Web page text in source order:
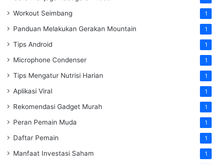
Workout Seimbang 1
Panduan Melakukan Gerakan Mountain 1
Tips Android 1
Microphone Condenser 1
Tips Mengatur Nutrisi Harian 1
Aplikasi Viral 1
Rekomendasi Gadget Murah 1
Peran Pemain Muda 1
Daftar Pemain 1
Manfaat Investasi Saham 1